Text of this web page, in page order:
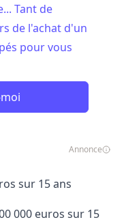
Tant de
de l'achat d'un
pour vous
Annonce
sur 15 ans
000 euros sur 15